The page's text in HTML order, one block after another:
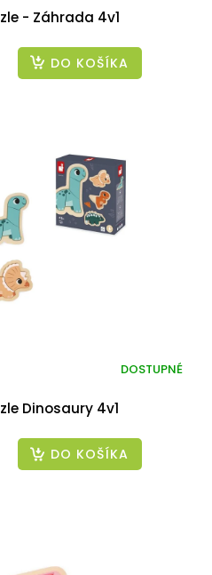
- Záhrada 4v1
DO KOŠÍKA
Dinosaury 4v1
DOSTUPNÉ
DO KOŠÍKA